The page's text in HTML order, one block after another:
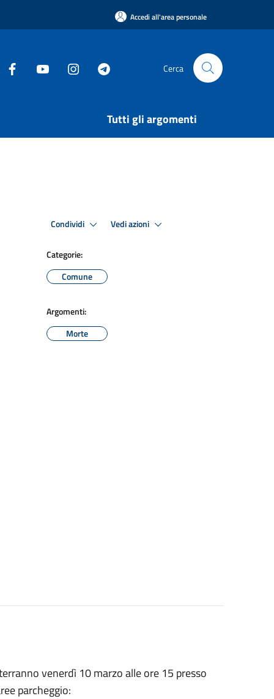
Accedi all'area personale
Cerca
Tutti gli argomenti
Condividi Vedi azioni
Categorie:
Comune
Argomenti:
Morte
venerdì 10 marzo alle ore 15 presso
parcheggio: